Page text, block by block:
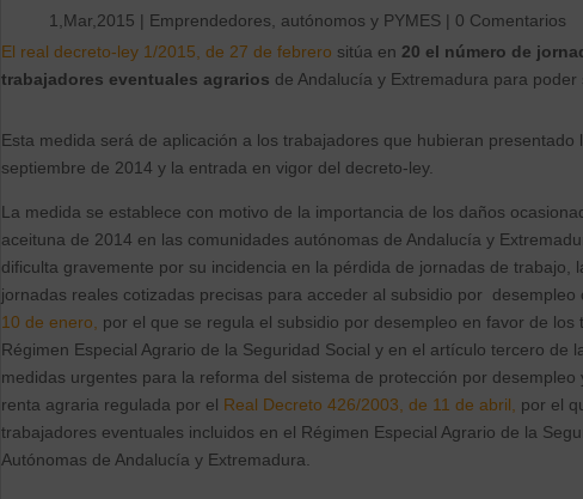
1,Mar,2015 | Emprendedores, autónomos y PYMES| 0 Comentarios
El real decreto-ley 1/2015, de 27 de febrero sitúa en 20 el número de
trabajadores eventuales agrarios de Andalucía y Extremadura para poder
Esta medida será de aplicación a los trabajadores que hubieran
septiembre de 2014 y la entrada en vigor del decreto-ley.
La medida se establece con motivo de la importancia de los daños
aceituna de 2014 en las comunidades autónomas de Andalucía y
dificulta gravemente por su incidencia en la pérdida de jornadas de trabajo,
jornadas reales cotizadas precisas para acceder al subsidio por desempleo
10 de enero,
por el que se regula el subsidio por desempleo en favor de
Régimen Especial Agrario de la Seguridad Social y en el artículo tercero de
medidas urgentes para la reforma del sistema de protección por
renta agraria regulada por el Real Decreto 426/2003, de 11 de abril,
por el
trabajadores eventuales incluidos en el Régimen Especial Agrario de la
Autónomas de Andalucía y Extremadura.